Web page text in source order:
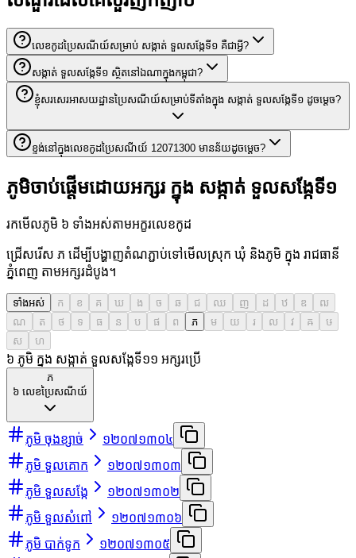
លេខកូដប្រៃសណីយ៍សម្រាប់ សង្កាត់ ទួលសង្កែទី១ គឺជាអ្វី?
សង្កាត់ ទួលសង្កែទី១ ស្ថិតនៅឯណាក្នុងកម្ពុជា?
ខ្ញុំសរសេរអាសយដ្ឋានប្រៃសណីយ៍សម្រាប់ទីតាំងក្នុង សង្កាត់ ទួលសង្កែទី១ ដូចម្តេច?
ខ្ទង់នៅក្នុងលេខកូដប្រៃសណីយ៍ 12071300 មានន័យដូចម្តេច?
ភូមិចាប់ផ្តើមដោយអក្សរ ក្នុង សង្កាត់ ទួលសង្កែទី១
រកមើលភូមិ ៦ ទាំងអស់តាមអក្ខរលេខកូដ
ជ្រើសរើស ភ ដើម្បីបង្ហាញតំណភ្ជាប់ទៅមើលស្រុក ឃុំ និងភូមិ ក្នុង រាជធានី
ភ្នំពេញ តាមអក្សរដំបូង។
ទាំងអស់ ក ខ គ ឃ ង ច ឆ ជ ឈ ញ ដ ឋ ឌ
ឍ
ណ
ត ថ ទ ធ ន ប ផ ព ភ ម យ រ ល វ ឝ
ឞ
ស
ហ
៦ ភូមិ ក្នុង សង្កាត់ ទួលសង្កែទី១១ អក្សរប្រើ
ភ
៦ លេខប្រៃសណីយ៍
ភូមិ ចុងខ្សាច់
១២០៧១៣០៤
ភូមិ ទួលគោក
១២០៧១៣០៣
ភូមិ ទួលសង្កែ
១២០៧១៣០២
ភូមិ ទួលសំពៅ
១២០៧១៣០៦
ភូមិ បាក់ទូក
១២០៧១៣០៥